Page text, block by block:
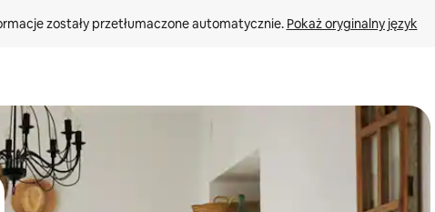
zostały przetłumaczone automatycznie. Pokaż oryginalny język